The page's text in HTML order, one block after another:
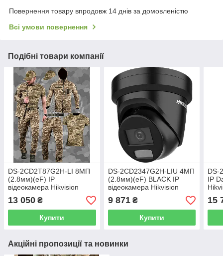
Повернення товару впродовж 14 днів за домовленістю
Всі умови повернення
Подібні товари компанії
DS-2CD2T87G2H-LI 8МП
(2.8мм)(eF) IP
відеокамера Hikvision
13 050 ₴
Купити
DS-2CD2347G2H-LIU 4МП
(2.8мм)(eF) BLACK IP
відеокамера Hikvision
9 871₴
Купити
DS-
IP
15
Акційні пропозиції та новинки